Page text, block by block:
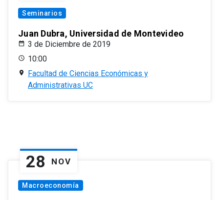
Seminarios
Juan Dubra, Universidad de Montevideo
3 de Diciembre de 2019
10:00
Facultad de Ciencias Económicas y
Administrativas UC
28 NOV
Macroeconomía